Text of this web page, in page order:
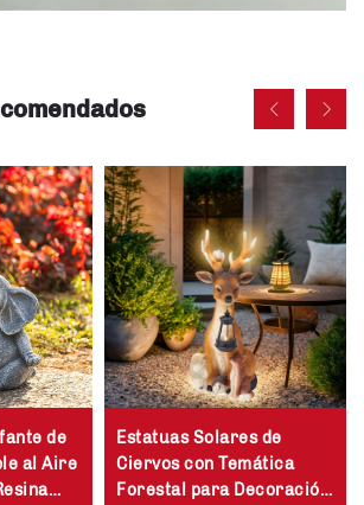
de
al Aire
Estatuas Solares de
Ciervos con Temática
Forestal para Decoración